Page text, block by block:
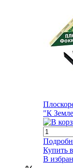
"К
Купить
В